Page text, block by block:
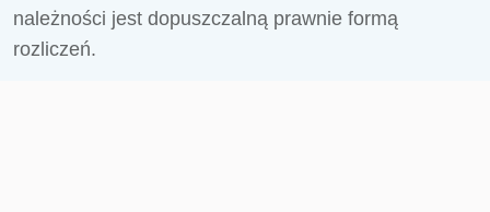
należności jest dopuszczalną prawnie formą
rozliczeń.